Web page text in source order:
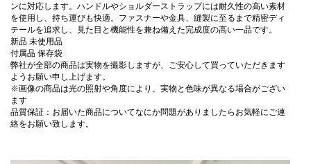
ンに対応します。ハンドルやショルダーストラップには耐久性の高い素材
を使用し、持ち運びも快適。ファスナーや金具、縫製に至るまで精密ディ
テールを追求し、見た目と機能性を兼ね備えた完成度の高い一品です。
新品 未使用品
付属品 保存袋
弊社が全部の商品は実物を撮影しますが、ご安心して買っていただきます
ようお願い申し上げます。
※画像の商品は光の照射や角度により、実物と色味が異なる場合がござい
ます
品質保証：お届いた商品についてなにか問題がありましたらお気軽にご連
絡をお願い致します。